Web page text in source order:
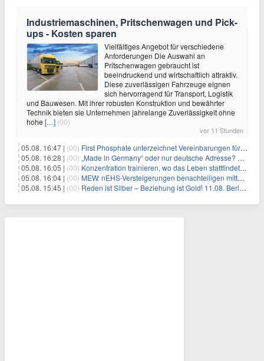
Industriemaschinen, Pritschenwagen und Pick-
ups - Kosten sparen
Vielfältiges Angebot für verschiedene
Anforderungen Die Auswahl an
Pritschenwagen gebraucht ist
beeindruckend und wirtschaftlich attraktiv.
Diese zuverlässigen Fahrzeuge eignen
sich hervorragend für Transport, Logistik
und Bauwesen. Mit ihrer robusten Konstruktion und bewährter
Technik bieten sie Unternehmen jahrelange Zuverlässigkeit ohne
hohe […] (00)
vor 11 Stunden
05.08. 16:47 | (00) First Phosphate unterzeichnet Vereinbarungen für nicht zu refundierende Zuwendungen in Höhe von 4,84 Mio. $ von der kanadischen Regierung für Straßeninfrastruktur und Stromübertragungsleitungen
05.08. 16:28 | (00) „Made in Germany“ oder nur deutsche Adresse? So erkennen Sie, wo Ihre Leiterplatten wirklich gefertigt werden
05.08. 16:05 | (00) Konzentration trainieren, wo das Leben stattfindet: Mobile EEG-Technologie bringt Neurofeedback in den Alltag
05.08. 16:04 | (00) MEW: nEHS-Versteigerungen benachteiligen mittelständische Unternehmen
05.08. 15:45 | (00) Reden ist Silber – Beziehung ist Gold! 11.08. Berlin – 18:30 Uhr